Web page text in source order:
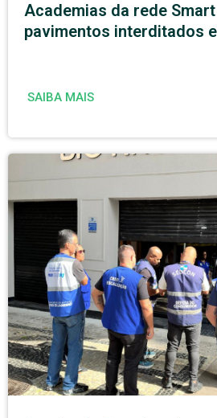
Academias da rede
pavimentos interditados
SAIBA MAIS